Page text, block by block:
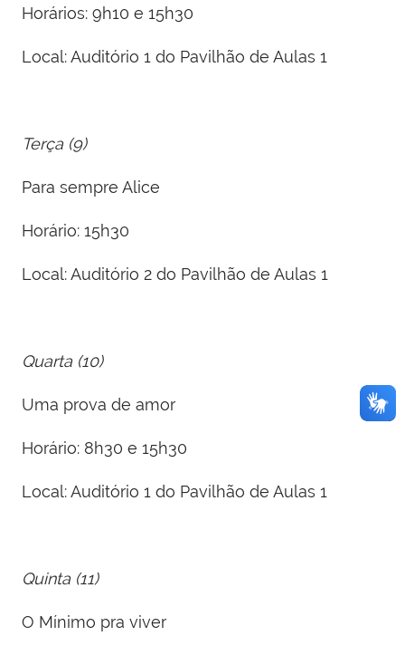
Horários: 9h10 e 15h30
Local: Auditório 1 do Pavilhão de Aulas 1
Terça (9)
Para sempre Alice
Horário: 15h30
Local: Auditório 2 do Pavilhão de Aulas 1
Quarta (10)
Uma prova de amor
Horário: 8h30 e 15h30
Local: Auditório 1 do Pavilhão de Aulas 1
Quinta (11)
O Mínimo pra viver